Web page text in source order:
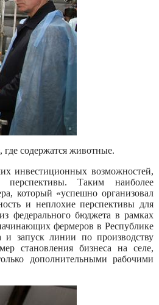
содержатся животные.
инвестиционных возможностей,
Таким наиболее
который «успешно организовал
и неплохие перспективы для
федерального бюджета в рамках
фермеров в Республике
и запуск линии по производству
становления бизнеса на селе,
дополнительными рабочими